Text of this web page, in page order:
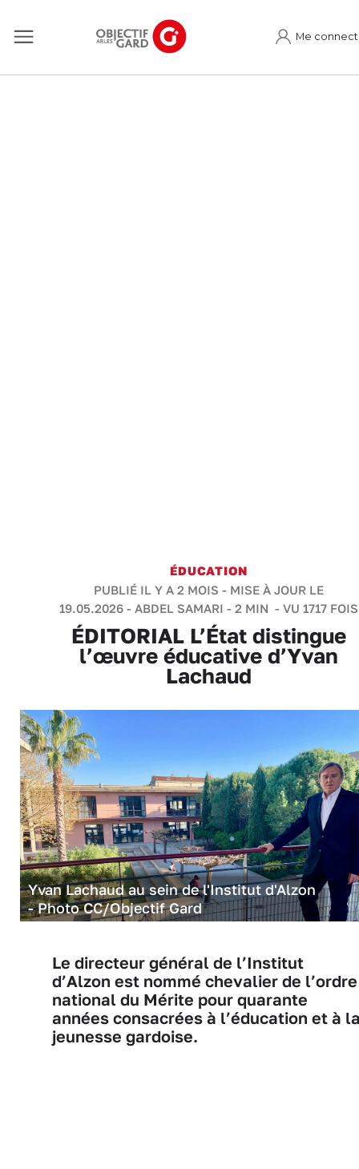
Me
ÉDUCATION
PUBLIÉ IL Y A 2 MOIS - MISE À JOUR LE
19.05.2026 - ABDEL SAMARI - 2 MIN - VU 1717 FOIS
ÉDITORIAL L’État distingue
l’œuvre éducative d’Yvan
Lachaud
Yvan Lachaud au sein de l'Institut d'Alzon
- Photo CC/Objectif Gard
Le directeur général de l’Institut
d’Alzon est nommé chevalier de l’ordre
national du Mérite pour quarante
années consacrées à l’éducation et à
jeunesse gardoise.